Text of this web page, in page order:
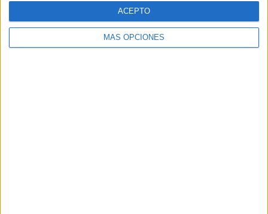
MÁS OPCIONES
ACEPTO